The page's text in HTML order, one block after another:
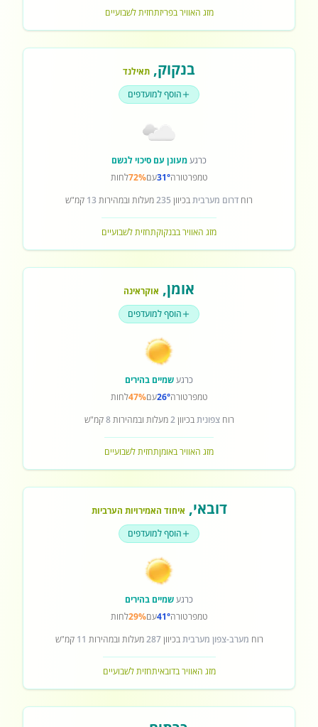
מזג האוויר בפריזתחזית לשבועיים
בנקוק, תאילנד
הוסף למועדפים
כרגעמעונן עם סיכוי לגשם
טמפרטורה31°עם72%לחות
רוח דרום מערביתבכיוון 235מעלות ובמהירות 13 קמ"ש
מזג האוויר בבנקוקתחזית לשבועיים
אומן, אוקראינה
הוסף למועדפים
כרגעשמיים בהירים
טמפרטורה26°עם47%לחות
רוחצפוניתבכיוון2מעלות ובמהירות8קמ"ש
מזג האוויר באומןתחזית לשבועיים
דובאי, איחוד האמירויות הערביות
הוסף למועדפים
כרגעשמיים בהירים
טמפרטורה41°עם29%לחות
רוח מערב-צפון מערביתבכיוון287מעלות ובמהירות 11 קמ"ש
מזג האוויר בדובאיתחזית לשבועיים